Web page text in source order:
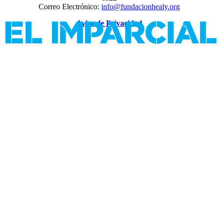
Correo Electrónico:info@fundacionhealy.org
Aviso de Privacidad